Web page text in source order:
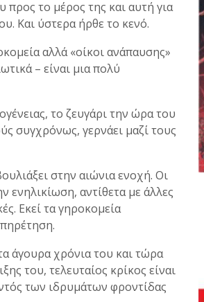
το μέρος της και αυτή για
Και ύστερα ήρθε το κενό.
αλλά «οίκοι ανάπαυσης»
– είναι μια πολύ
το ζευγάρι την ώρα του
συγχρόνως, γερνάει μαζί τους
στην αιώνια ενοχή. Οι
ενηλικίωση, αντίθετα με άλλες
Εκεί τα γηροκομεία
άγουρα χρόνια του και τώρα
του, τελευταίος κρίκος είναι
των ιδρυμάτων φροντίδας